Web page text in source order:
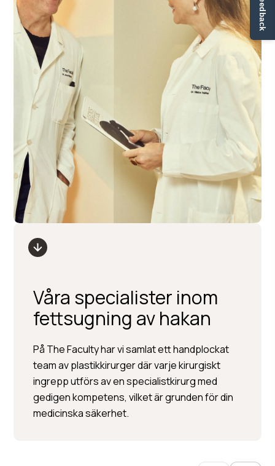
Våra specialister inom
fettsugning av hakan
På The Faculty har vi samlat ett handplockat
team av plastikkirurger där varje kirurgiskt
ingrepp utförs av en specialistkirurg med
gedigen kompetens, vilket är grunden för din
medicinska säkerhet.
Per Hedén
Plastikkirurgi »
Injektionsbehandlingar »
Hudbehandlingar